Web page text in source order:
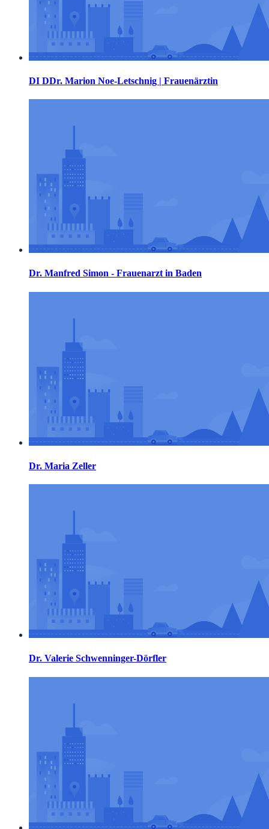
DI DDr. Marion Noe-Letschnig | Frauenärztin
Dr. Manfred Simon - Frauenarzt in Baden
Dr. Maria Zeller
Dr. Valerie Schwenninger-Dörfler